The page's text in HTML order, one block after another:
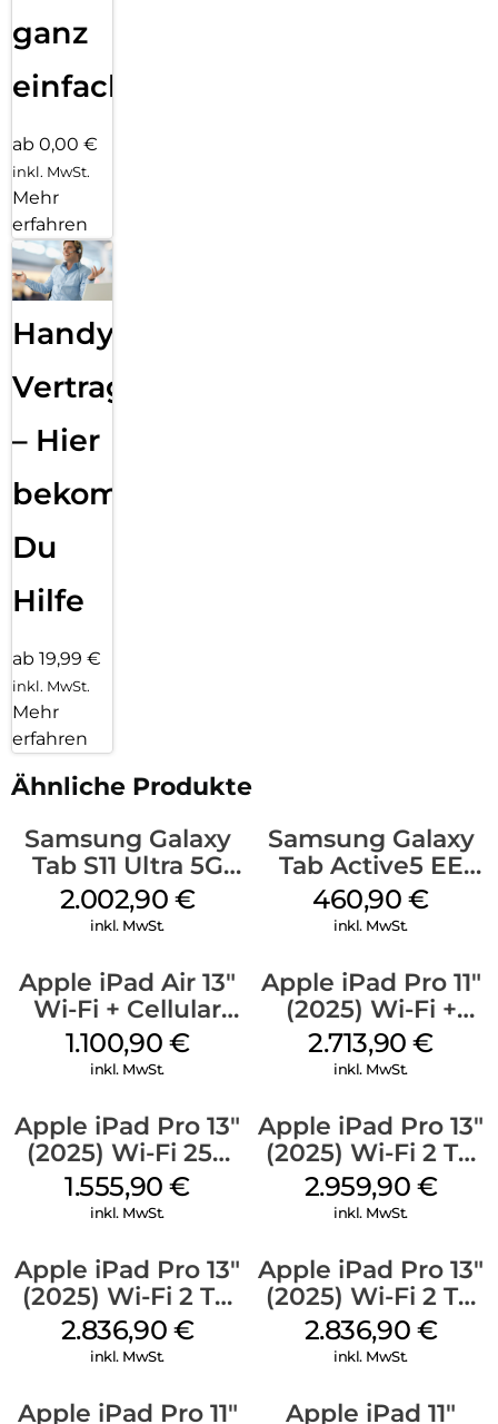
ganz
einfach
ab 0,00 €
inkl. MwSt.
Mehr
erfahren
Handy
Vertragsabwicklung
– Hier
bekommst
Du
Hilfe
ab 19,99 €
inkl. MwSt.
Mehr
erfahren
Ähnliche Produkte
Samsung Galaxy
Tab S11 Ultra 5G
512 GB Gray
2.002,90 €
inkl. MwSt.
Samsung Galaxy
Tab Active5 EE
Wi-Fi 128 GB black
460,90€
inkl. MwSt.
Apple iPad Air 13″
Wi-Fi + Cellular
(2026) 128 GB Blau
1.100,90 €
inkl. MwSt.
Apple iPad Pro 11″
(2025) Wi-Fi +
Cellular 2 TB
Standardglas
2.713,90€
inkl. MwSt.
Apple iPad Pro 13″
(2025) Wi-Fi 256
GB Standardglas
Space Schwarz
1.555,90€
inkl. MwSt.
Apple iPad Pro 13″
(2025) Wi-Fi 2 TB
Nanotexturglas
Silber
2.959,90 €
inkl. MwSt.
Apple iPad Pro 13″
(2025) Wi-Fi 2 TB
Standardglas
Silber
2.836,90 €
inkl. MwSt.
Apple iPad Pro 13″
(2025) Wi-Fi 2 TB
Standardglas
Space Schwarz
2.836,90 €
inkl. MwSt.
Apple iPad Pro 11″ Apple iPad 11″